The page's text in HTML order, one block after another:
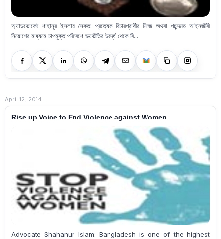
অ্যাডভোকেট শাহানূর ইসলাম সৈকত: প্রত্যেক বিচারপ্রার্থীর নিজে অথবা পছন্দমত আইনজীবী
নিয়োগের মাধ্যমে চাপমুক্ত পরিবেশে ভয়ভীতির উর্দ্ধে থেকে বি...
April 12, 2014
Rise up Voice to End Violence against Women
Advocate Shahanur Islam: Bangladesh is one of the highest